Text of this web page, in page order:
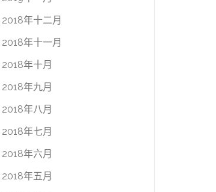
2018年十二月
2018年十一月
2018年十月
2018年九月
2018年八月
2018年七月
2018年六月
2018年五月